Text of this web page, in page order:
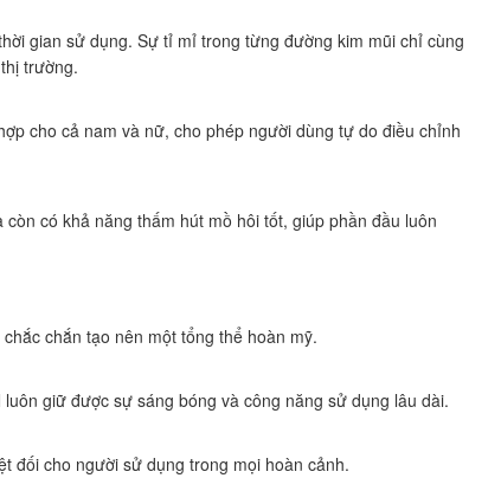
gian sử dụng. Sự tỉ mỉ trong từng đường kim mũi chỉ cùng
trường.
cho cả nam và nữ, cho phép người dùng tự do điều chỉnh
có khả năng thấm hút mồ hôi tốt, giúp phần đầu luôn
chắn tạo nên một tổng thể hoàn mỹ.
giữ được sự sáng bóng và công năng sử dụng lâu dài.
đối cho người sử dụng trong mọi hoàn cảnh.